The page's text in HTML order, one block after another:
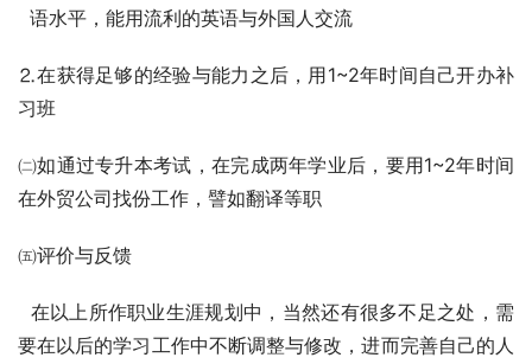
语水平，能用流利的英语与外国人交流
⒉在获得足够的经验与能力之后，用1~2年时间自己开办补
习班
㈡如通过专升本考试，在完成两年学业后，要用1~2年时间
在外贸公司找份工作，譬如翻译等职
㈤评价与反馈
在以上所作职业生涯规划中，当然还有很多不足之处，需
要在以后的学习工作中不断调整与修改，进而完善自己的人